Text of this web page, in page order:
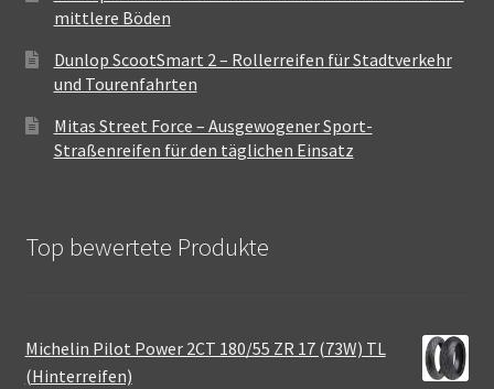
mittlere Böden
Dunlop ScootSmart 2 – Rollerreifen für Stadtverkehr
und Tourenfahrten
Mitas Street Force – Ausgewogener Sport-
Straßenreifen für den täglichen Einsatz
Top bewertete Produkte
Michelin Pilot Power 2CT 180/55 ZR 17 (73W) TL
(Hinterreifen)